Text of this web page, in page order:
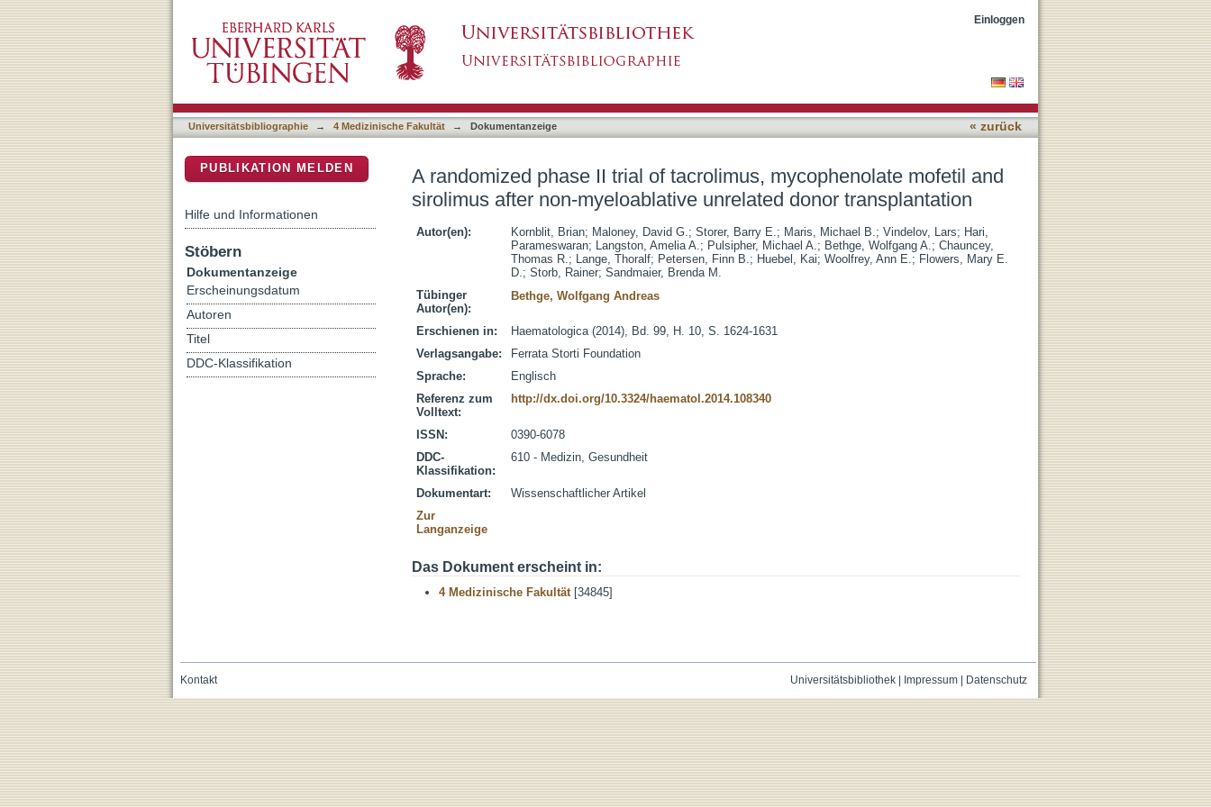
myeloablative unrelated donor transplantation
Einloggen
Universitätsbibliographie → 4 Medizinische Fakultät → Dokumentanzeige « zurück
A randomized phase II trial of tacrolimus, mycophenolate mofetil and
sirolimus after non-myeloablative unrelated donor transplantation
Autor(en): Kornblit, Brian; Maloney, David G.; Storer, Barry E.; Maris, Michael B.; Vindelov, Lars; Hari,
Parameswaran; Langston, Amelia A.; Pulsipher, Michael A.; Bethge, Wolfgang A.; Chauncey,
Thomas R.; Lange, Thoralf; Petersen, Finn B.; Huebel, Kai; Woolfrey, Ann E.; Flowers, Mary E.
D.; Storb, Rainer; Sandmaier, Brenda M.
Tübinger
Autor(en):
Bethge, Wolfgang Andreas
Erschienen in:
Haematologica (2014), Bd. 99, H. 10, S. 1624-1631
Verlagsangabe:
Ferrata Storti Foundation
Sprache:
Englisch
Referenz zum
Volltext:
http://dx.doi.org/10.3324/haematol.2014.108340
ISSN:
0390-6078
DDC-
Klassifikation:
610 - Medizin, Gesundheit
Dokumentart:
Wissenschaftlicher Artikel
Zur
Langanzeige
Das Dokument erscheint in:
4 Medizinische Fakultät[34845]
PUBLIKATION MELDEN
Hilfe und Informationen
Stöbern
Dokumentanzeige
Erscheinungsdatum
Autoren
Titel
DDC-Klassifikation
Universitätsbibliothek| Impressum| Datenschutz
Kontakt